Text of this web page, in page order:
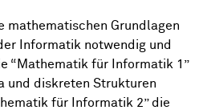
mathematischen Grundlagen
Informatik notwendig und
“Mathematik für Informatik 1”
und diskreten Strukturen
für Informatik 2” die